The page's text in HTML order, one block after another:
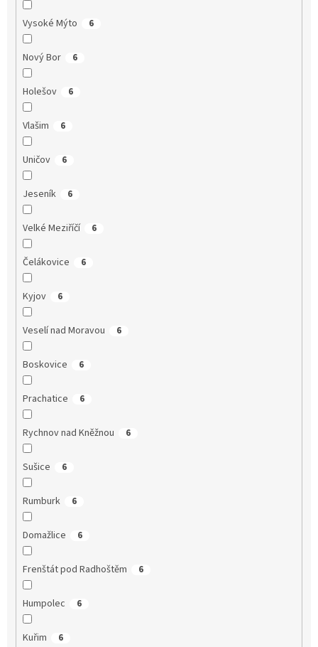
Vysoké Mýto 6
Nový Bor 6
Holešov 6
Vlašim 6
Uničov 6
Jeseník 6
Velké Meziříčí 6
Čelákovice 6
Kyjov 6
Veselí nad Moravou 6
Boskovice 6
Prachatice 6
Rychnov nad Kněžnou 6
Sušice 6
Rumburk 6
Domažlice 6
Frenštát pod Radhoštěm 6
Humpolec 6
Kuřim 6